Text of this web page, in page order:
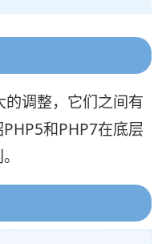
调整，它们之间有
和PHP7在底层